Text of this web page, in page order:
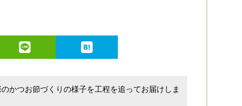
かつお節づくりの様子を工程を追ってお届けしま